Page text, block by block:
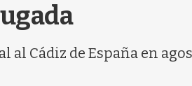
al Cádiz de España en